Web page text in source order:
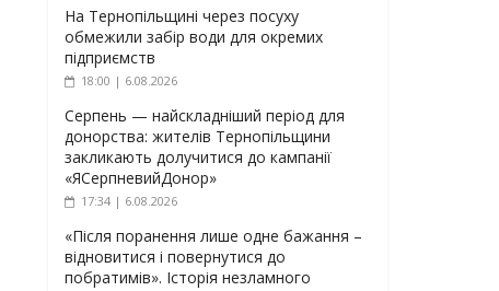
На Тернопільщині через посуху
обмежили забір води для окремих
підприємств
18:00 | 6.08.2026
Серпень — найскладніший період для
донорства: жителів Тернопільщини
закликають долучитися до кампанії
«ЯСерпневийДонор»
17:34 | 6.08.2026
«Після поранення лише одне бажання –
відновитися і повернутися до
побратимів». Історія незламного